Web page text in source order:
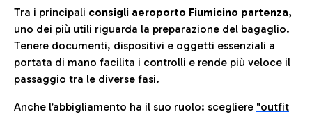
Tra i principali consigli aeroporto Fiumicino partenza,
uno dei più utili riguarda la preparazione del bagaglio.
Tenere documenti, dispositivi e oggetti essenziali a
portata di mano facilita i controlli e rende più veloce il
passaggio tra le diverse fasi.
Anche l’abbigliamento ha il suo ruolo: scegliere "outfit